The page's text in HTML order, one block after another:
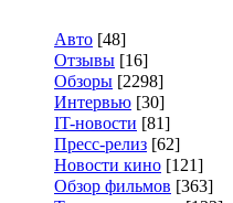
Авто [48]
Отзывы [16]
Обзоры [2298]
Интервью [30]
IT-новости [81]
Пресс-релиз [62]
Новости кино [121]
Обзор фильмов [363]